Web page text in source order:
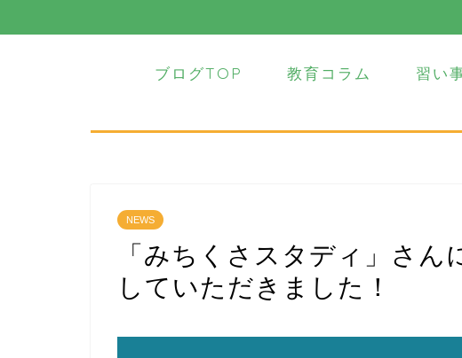
ブログTOP 教育コラム 習い
NEWS
「みちくさスタディ」さ
していただきました！